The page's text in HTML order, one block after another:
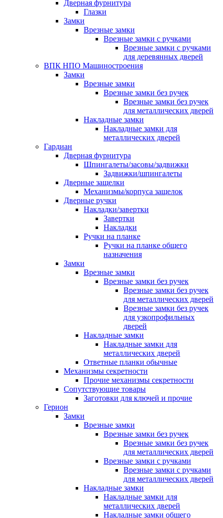
Дверная фурнитура
Глазки
Замки
Врезные замки
Врезные замки с ручками
Врезные замки с ручками
для деревянных дверей
ВПК НПО Машиностроения
Замки
Врезные замки
Врезные замки без ручек
Врезные замки без ручек
для металлических дверей
Накладные замки
Накладные замки для
металлических дверей
Гардиан
Дверная фурнитура
Шпингалеты/засовы/задвижки
Задвижки/шпингалеты
Дверные защелки
Механизмы/корпуса защелок
Дверные ручки
Накладки/завертки
Завертки
Накладки
Ручки на планке
Ручки на планке общего
назначения
Замки
Врезные замки
Врезные замки без ручек
Врезные замки без ручек
для металлических дверей
Врезные замки без ручек
для узкопрофильных
дверей
Накладные замки
Накладные замки для
металлических дверей
Ответные планки обычные
Механизмы секретности
Прочие механизмы секретности
Сопутствующие товары
Заготовки для ключей и прочие
Герион
Замки
Врезные замки
Врезные замки без ручек
Врезные замки без ручек
для металлических дверей
Врезные замки с ручками
Врезные замки с ручками
для металлических дверей
Накладные замки
Накладные замки для
металлических дверей
Накладные замки общего